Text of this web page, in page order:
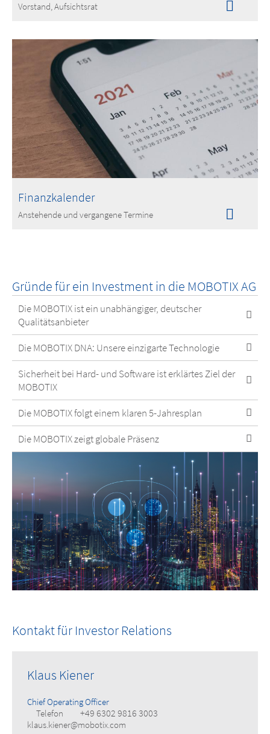
Vorstand, Aufsichtsrat
Finanzkalender
Anstehende und vergangene Termine
Gründe für ein Investment in die MOBOTIX AG
Die MOBOTIX ist ein unabhängiger, deutscher
Qualitätsanbieter
Die MOBOTIX DNA: Unsere einzigarte Technologie
Sicherheit bei Hard- und Software ist erklärtes Ziel der
MOBOTIX
Die MOBOTIX folgt einem klaren 5-Jahresplan
Die MOBOTIX zeigt globale Präsenz
Kontakt für Investor Relations
Klaus Kiener
Chief Operating Officer
Telefon
+49 6302 9816 3003
klaus.kiener@mobotix.com